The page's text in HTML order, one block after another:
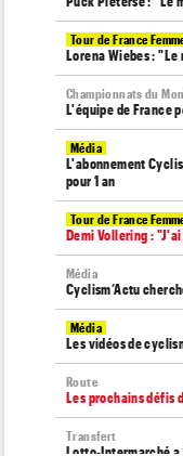
Tour de France
Lorena Wiebes :
Championnats du
L'équipe de France
Média
L'abonnement
pour 1 an
Tour de France
Demi Vollering :
Média
Cyclism’Actu
Média
Les vidéos de
Route
Les prochains défis
Transfert
Lotto-Intermarché a